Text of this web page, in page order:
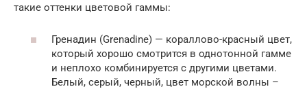
такие оттенки цветовой гаммы:
Гренадин (Grenadine) — кораллово-красный цвет,
который хорошо смотрится в однотонной гамме
и неплохо комбинируется с другими цветами.
Белый, серый, черный, цвет морской волны –